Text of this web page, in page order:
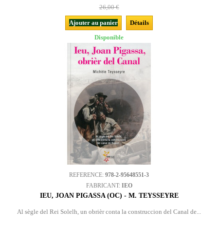
26,00 €
Ajouter au panier
Détails
Disponible
REFERENCE: 978-2-95648551-3
FABRICANT: IEO
IEU, JOAN PIGASSA (OC) - M. TEYSSEYRE
Al sègle del Rei Solelh, un obrièr conta la construccion del Canal de...